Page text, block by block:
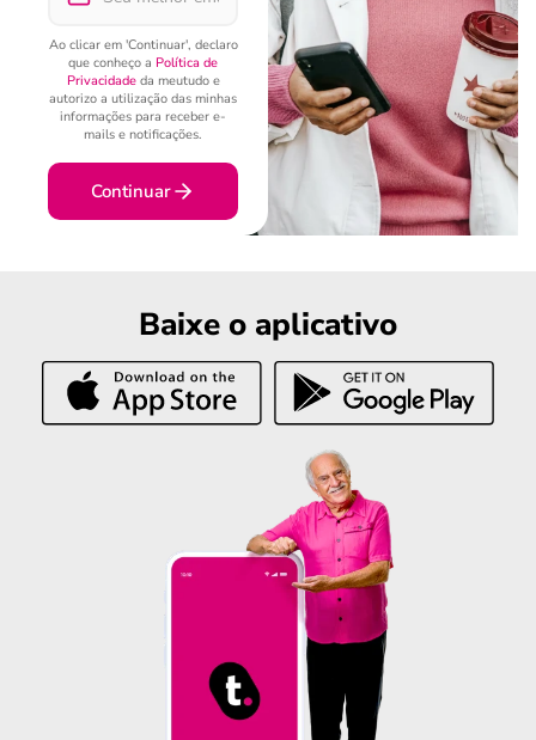
Ao clicar em 'Continuar', declaro
que conheço a Política de
Privacidadeda meutudo e
autorizo a utilização das minhas
informações para receber e-
mails e notificações.
Continuar
Baixe o aplicativo